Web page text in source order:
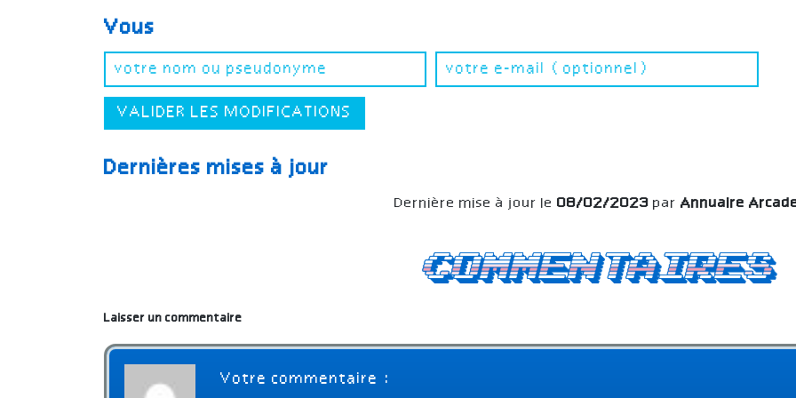
Vous
VALIDER LES MODIFICATIONS
Dernières mises à jour
Dernière mise à jour le 08/02/2023 par Annuaire
Commentaires
Laisser un commentaire